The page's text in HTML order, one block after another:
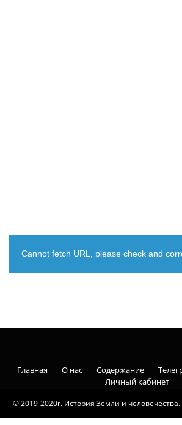
Cannot fetch URL, please check and
© 2019-2020г. История Земли и
Главная О нас Содержание
Личный кабинет